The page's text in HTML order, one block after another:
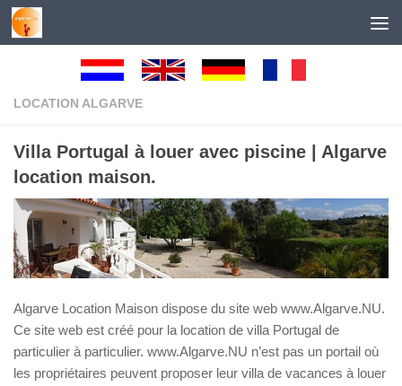
Au dessous du contenu
LOCATION ALGARVE
Villa Portugal à louer avec piscine | Algarve
location maison.
Algarve Location Maison dispose du site web www.Algarve.NU.
Ce site web est créé pour la location de villa Portugal de
particulier à particulier. www.Algarve.NU n’est pas un portail où
les propriétaires peuvent proposer leur villa de vacances à louer